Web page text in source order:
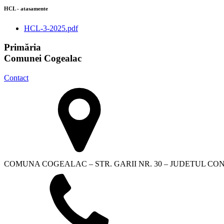
HCL - atasamente
HCL-3-2025.pdf
Primăria
Comunei Cogealac
Contact
COMUNA COGEALAC – STR. GARII NR. 30 – JUDETUL